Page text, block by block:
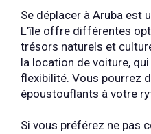
Se déplacer à Aruba est
L’île offre différentes
trésors naturels et
la location de voiture,
flexibilité. Vous pourrez
époustouflants à votre
Si vous préférez ne pas